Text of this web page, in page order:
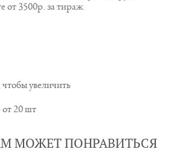
от 3500р. за тираж
увеличить
от 20 шт
МОЖЕТ ПОНРАВИТЬСЯ